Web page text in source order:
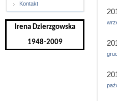
Kontakt
Irena Dzierzgowska
1948-2009